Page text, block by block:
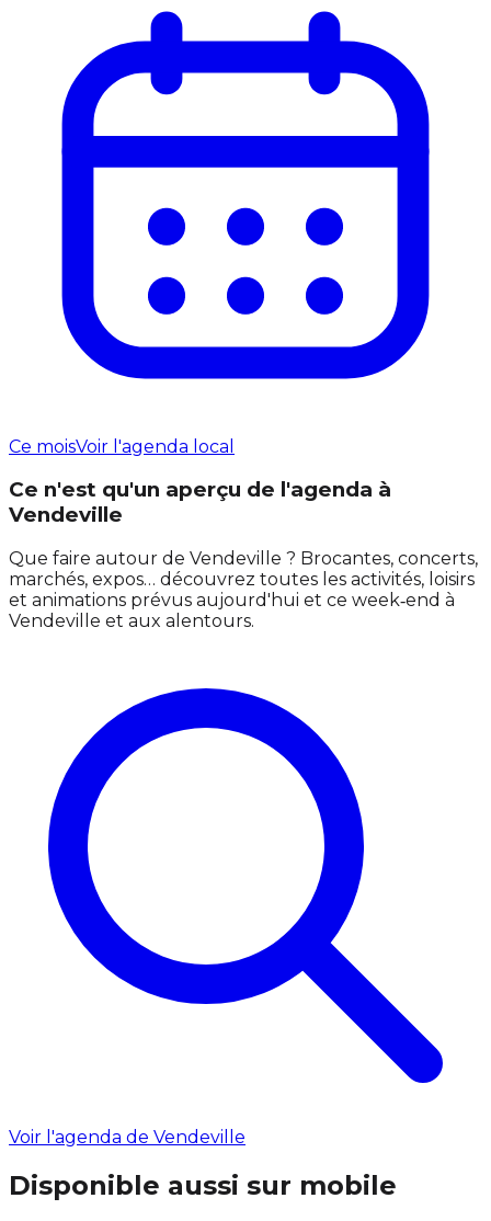
Ce moisVoir l'agenda local
Ce n'est qu'un aperçu de l'agenda à
Vendeville
Que faire autour de Vendeville ? Brocantes, concerts,
marchés, expos… découvrez toutes les activités, loisirs
et animations prévus aujourd'hui et ce week‑end à
Vendeville et aux alentours.
Voir l'agenda de Vendeville
Disponible aussi sur mobile